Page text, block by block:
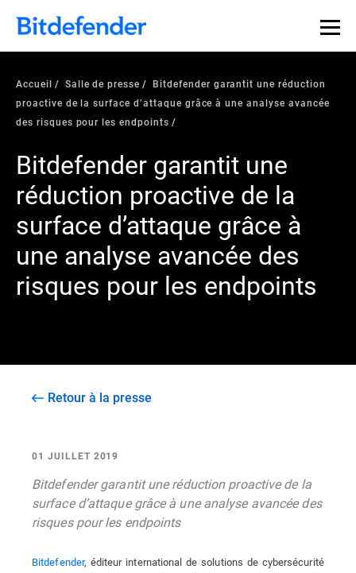
Accueil Salle de presse
Bitdefender garantit une réduction
proactive de la surface d’attaque grâce à une analyse avancée
des risques pour les endpoints
Bitdefender garantit une
réduction proactive de la
surface d’attaque grâce à
une analyse avancée des
risques pour les endpoints
Retour à la presse
01 JUILLET 2019
Bitdefender garantit une réduction proactive de la
surface d’attaque grâce à une analyse avancée des
risques pour les endpoints
Bitdefender, éditeur international de solutions de cybersécurité